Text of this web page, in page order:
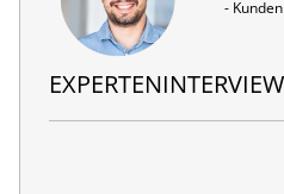
-
EXPERTENINTERVIEW